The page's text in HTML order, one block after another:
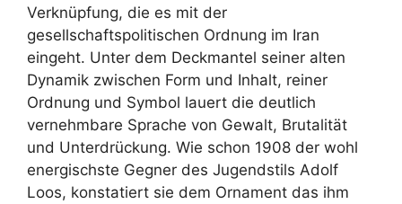
Verknüpfung, die es mit der
gesellschaftspolitischen Ordnung im Iran
eingeht. Unter dem Deckmantel seiner alten
Dynamik zwischen Form und Inhalt, reiner
Ordnung und Symbol lauert die deutlich
vernehmbare Sprache von Gewalt, Brutalität
und Unterdrückung. Wie schon 1908 der wohl
energischste Gegner des Jugendstils Adolf
Loos, konstatiert sie dem Ornament das ihm